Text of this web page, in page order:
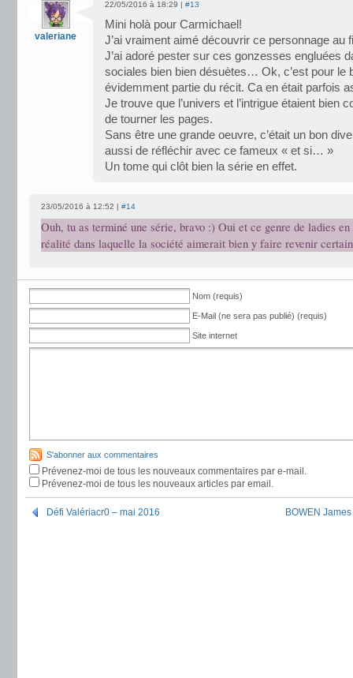
valeriane
22/05/2016 à 18:29 | #13
Mini holà pour Carmichael!
J’ai vraiment aimé découvrir ce personnage au
J’ai adoré pester sur ces gonzesses engluées
sociales bien bien désuètes… Ok, c’est pour le
évidemment partie du récit. Ca en était parfois
Je trouve que l’univers et l’intrigue étaient bien
de tourner les pages.
Sans être une grande oeuvre, c’était un bon
aussi de réfléchir avec ce fameux « et si… »
Un tome qui clôt bien la série en effet.
23/05/2016 à 12:52 | #14
Ouh, tu as terminé une série, bravo :) Oui et ce genre de ladies
réalité dans laquelle la société aimerait bien y faire revenir
Nom (requis)
E-Mail (ne sera pas publié) (requis)
Site internet
S'abonner aux commentaires
Prévenez-moi de tous les nouveaux commentaires par e-mail.
Prévenez-moi de tous les nouveaux articles par email.
Défi Valériacr0 – mai 2016 BOWEN